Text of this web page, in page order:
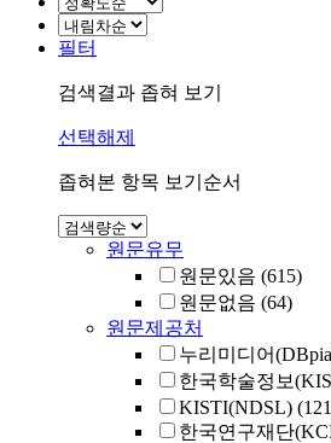
필터
검색결과 좁혀 보기
선택해제
좁혀본 항목 보기순서
원문유무
원문있음 (615)
원문없음 (64)
원문제공처
누리미디어
한국학술정보
KISTI(NDSL)
한국연구재단